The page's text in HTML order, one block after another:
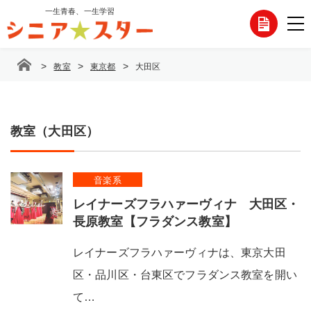
テ
一生青春、一生学習
各
> 教室 > 東京都 > 大田区
教室（大田区）
音楽系
レイナーズフラハァーヴィナ 大田区・
長原教室【フラダンス教室】
レイナーズフラハァーヴィナは、東京大田
区・品川区・台東区でフラダンス教室を開い
て…